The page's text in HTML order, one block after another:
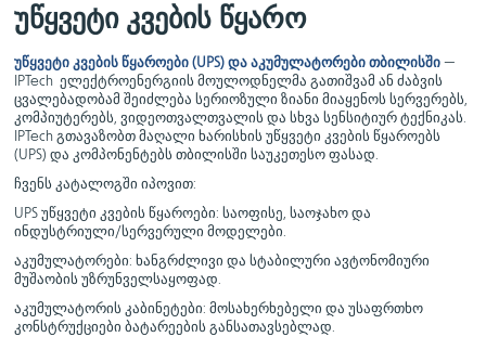
უწყვეტი კვების წყარო
უწყვეტი კვების წყაროები (UPS) და აკუმულატორები თბილისში —
IPTech ელექტროენერგიის მოულოდნელმა გათიშვამ ან ძაბვის
ცვალებადობამ შეიძლება სერიოზული ზიანი მიაყენოს სერვერებს,
კომპიუტერებს, ვიდეოთვალთვალის და სხვა სენსიტიურ ტექნიკას.
IPTech გთავაზობთ მაღალი ხარისხის უწყვეტი კვების წყაროებს
(UPS) და კომპონენტებს თბილისში საუკეთესო ფასად.
ჩვენს კატალოგში იპოვით:
UPS უწყვეტი კვების წყაროები: საოფისე, საოჯახო და
ინდუსტრიული/სერვერული მოდელები.
აკუმულატორები: ხანგრძლივი და სტაბილური ავტონომიური
მუშაობის უზრუნველსაყოფად.
აკუმულატორის კაბინეტები: მოსახერხებელი და უსაფრთხო
კონსტრუქციები ბატარეების განსათავსებლად.